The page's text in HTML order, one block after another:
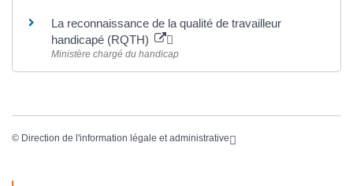
La reconnaissance de la qualité de travailleur
handicapé (RQTH)
Ministère chargé du handicap
© Direction de l'information légale et administrative